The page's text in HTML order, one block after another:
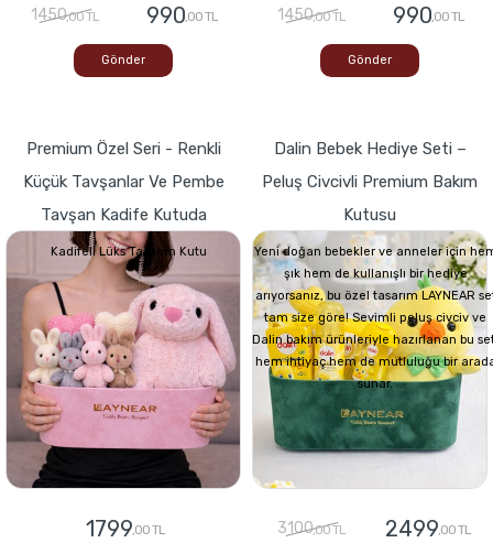
1450,00 TL 990,00 TL
Gönder
1450,00 TL 990,00 TL
Gönder
Premium Özel Seri - Renkli
Küçük Tavşanlar Ve Pembe
Tavşan Kadife Kutuda
Kadifeli Lüks Tasarım Kutu
1799,00 TL
Dalin Bebek Hediye Seti –
Peluş Civcivli Premium Bakım
Kutusu
Yeni doğan bebekler ve anneler için
şık hem de kullanışlı bir hediye
arıyorsanız, bu özel tasarım LAYNEAR
tam size göre! Sevimli peluş civciv ve
Dalin bakım ürünleriyle hazırlanan bu
hem ihtiyaç hem de mutluluğu bir
sunar.
3100,00 TL 2499,00 TL